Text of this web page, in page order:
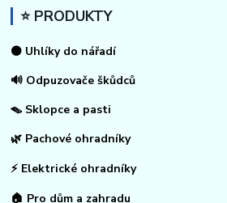
⭐ PRODUKTY
⚫ Uhlíky do nářadí
🔊 Odpuzovače škůdců
🪤 Sklopce a pasti
🌿 Pachové ohradníky
⚡ Elektrické ohradníky
🏠 Pro dům a zahradu